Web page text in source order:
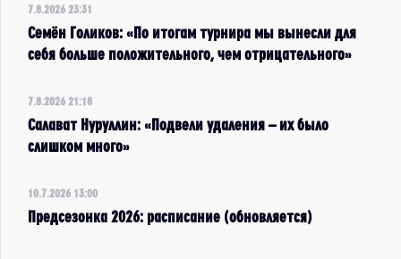
7.8.2026 23:31
Семён Голиков: «По итогам турнира мы вынесли для
себя больше положительного, чем отрицательного»
7.8.2026 21:18
Салават Нуруллин: «Подвели удаления – их было
слишком много»
10.7.2026 13:00
Предсезонка 2026: расписание (обновляется)